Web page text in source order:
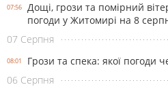
07:56
Дощі, грози та помірний
погоди у Житомирі на 8
07 Серпня
08:01
Грози та спека: якої погоди
06 Серпня